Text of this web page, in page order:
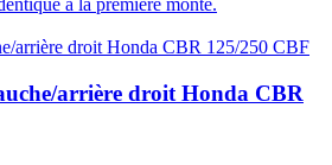
à la première monte.
arrière droit Honda CBR